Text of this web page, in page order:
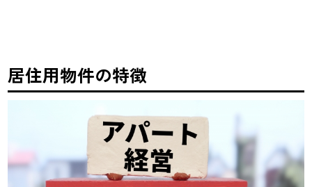
居住用物件の特徴